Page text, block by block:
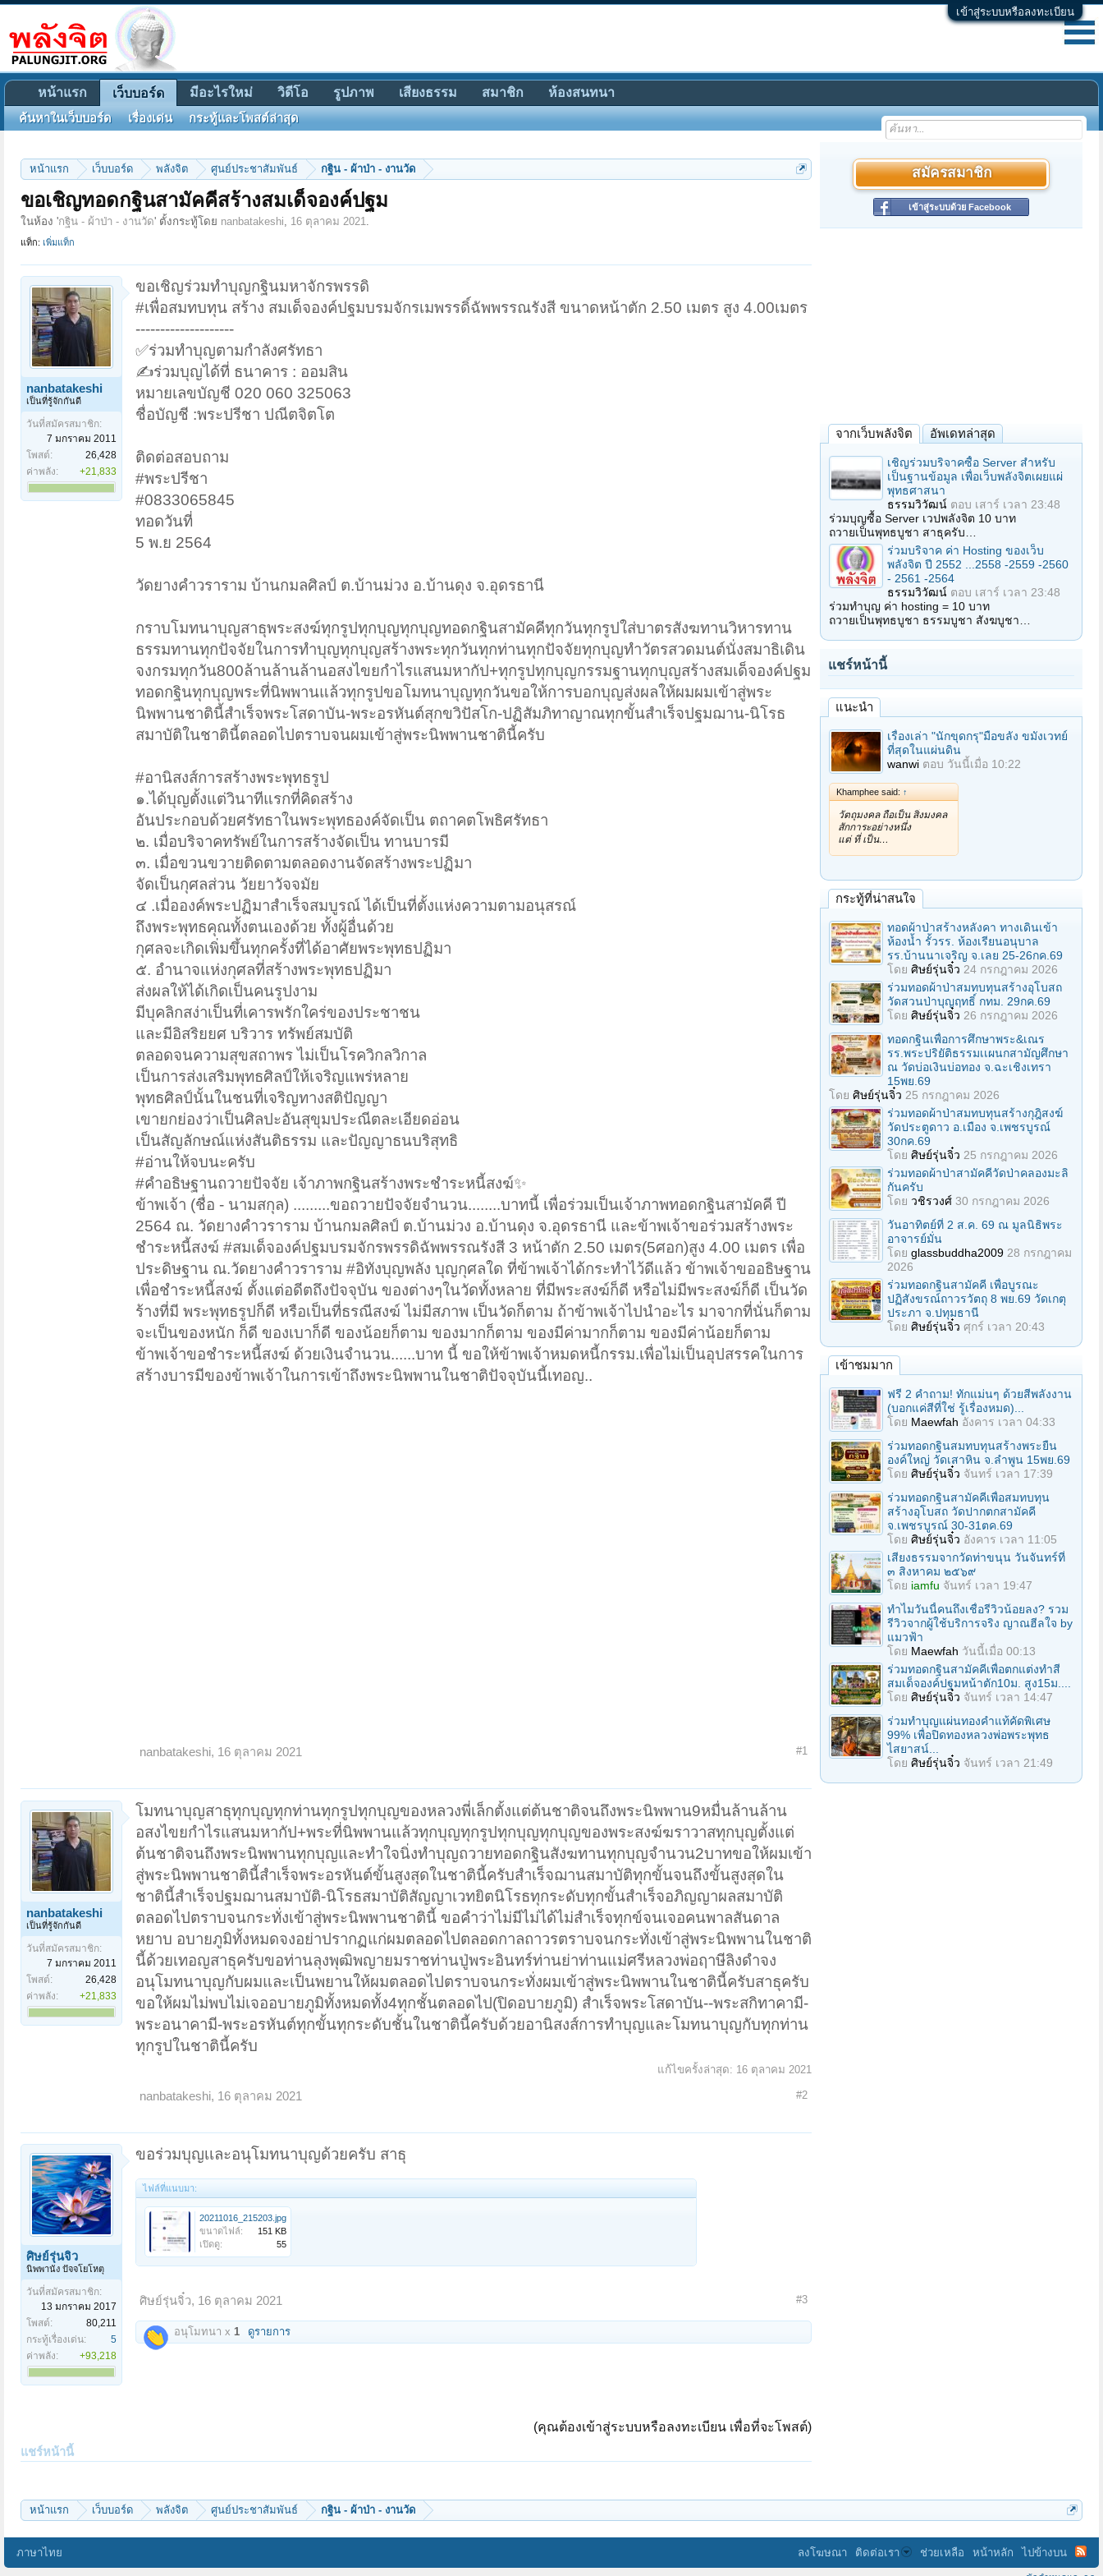
เข้าสู่ระบบหรือลงทะเบียน
หน้าแรก เว็บบอร์ด พลังจิต ศูนย์ประชาสัมพันธ์ กฐิน - ผ้าป่า - งานวัด
ขอเชิญทอดกฐินสามัคคีสร้างสมเด็จองค์ปฐม
ในห้อง 'กฐิน - ผ้าป่า - งานวัด' ตั้งกระทู้โดย nanbatakeshi, 16 ตุลาคม 2021.
แท็ก: เพิ่มแท็ก
nanbatakeshi
เป็นที่รู้จักกันดี
วันที่สมัครสมาชิก:
7 มกราคม 2011
โพสต์:
26,428
ค่าพลัง:
+21,833
ขอเชิญร่วมทำบุญกฐินมหาจักรพรรดิ
#เพื่อสมทบทุน สร้าง สมเด็จองค์ปฐมบรมจักรเมพรรดิ์ฉัพพรรณรังสี ขนาดหน้าตัก 2.50 เมตร สูง 4.00เมตร
--------------------
✅ร่วมทำบุญตามกำลังศรัทธา
✍ร่วมบุญได้ที่ ธนาคาร : ออมสิน
หมายเลขบัญชี 020 060 325063
ชื่อบัญชี :พระปรีชา ปณีตจิตโต
ติดต่อสอบถาม
#พระปรีชา
#0833065845
ทอดวันที่
5 พ.ย 2564
วัดยางคำวราราม บ้านกมลศิลป์ ต.บ้านม่วง อ.บ้านดุง จ.อุดรธานี
กราบโมทนาบุญสาธุพระสงฆ์ทุกรูปทุกบุญทุกบุญทอดกฐินสามัคคีทุกวันทุกรูปใส่บาตรสังฆทานวิหารทาน
ธรรมทานทุกปัจจัยในการทำบุญทุกบุญสร้างพระทุกวันทุกท่านทุกปัจจัยทุกบุญทำวัตรสวดมนต์นั่งสมาธิเดิน
จงกรมทุกวัน800ล้านล้านล้านอสงไขยกำไรแสนมหากัป+ทุกรูปทุกบุญกรรมฐานทุกบุญสร้างสมเด็จองค์ปฐม
ทอดกฐินทุกบุญพระที่นิพพานแล้วทุกรูปขอโมทนาบุญทุกวันขอให้การบอกบุญส่งผลให้ผมผมเข้าสู่พระ
นิพพานชาตินี้สำเร็จพระโสดาบัน-พระอรหันต์สุกขวิปัสโก-ปฏิสัมภิทาญาณทุกขั้นสำเร็จปฐมฌาน-นิโรธ
สมาบัติในชาตินี้ตลอดไปตราบจนผมเข้าสู่พระนิพพานชาตินี้ครับ
#อานิสงส์การสร้างพระพุทธรูป
๑.ได้บุญตั้งแต่วินาทีแรกที่คิดสร้าง
อันประกอบด้วยศรัทธาในพระพุทธองค์จัดเป็น ตถาคตโพธิศรัทธา
๒. เมื่อบริจาคทรัพย์ในการสร้างจัดเป็น ทานบารมี
๓. เมื่อขวนขวายติดตามตลอดงานจัดสร้างพระปฏิมา
จัดเป็นกุศลส่วน วัยยาวัจจมัย
๔ .เมื่อองค์พระปฏิมาสำเร็จสมบูรณ์ ได้เป็นที่ตั้งแห่งความตามอนุสรณ์
ถึงพระพุทธคุณทั้งตนเองด้วย ทั้งผู้อื่นด้วย
กุศลจะเกิดเพิ่มขึ้นทุกครั้งที่ได้อาศัยพระพุทธปฏิมา
๕. อำนาจแห่งกุศลที่สร้างพระพุทธปฏิมา
ส่งผลให้ได้เกิดเป็นคนรูปงาม
มีบุคลิกสง่าเป็นที่เคารพรักใคร่ของประชาชน
และมีอิสริยยศ บริวาร ทรัพย์สมบัติ
ตลอดจนความสุขสถาพร ไม่เป็นโรควิกลวิกาล
เป็นการส่งเสริมพุทธศิลป์ให้เจริญแพร่หลาย
พุทธศิลป์นั้นในชนที่เจริญทางสติปัญญา
เขายกย่องว่าเป็นศิลปะอันสุขุมประณีตละเอียดอ่อน
เป็นสัญลักษณ์แห่งสันติธรรม และปัญญาธนบริสุทธิ
#อ่านให้จบนะครับ
#คำอธิษฐานถวายปัจจัย เจ้าภาพกฐินสร้างพระชำระหนี้สงฆ์✨
ข้าพเจ้า (ชื่อ - นามสกุล) .........ขอถวายปัจจัยจำนวน........บาทนี้ เพื่อร่วมเป็นเจ้าภาพทอดกฐินสามัคคี ปี
2564 ณ. วัดยางคำวราราม บ้านกมลศิลป์ ต.บ้านม่วง อ.บ้านดุง จ.อุดรธานี และข้าพเจ้าขอร่วมสร้างพระ
ชำระหนี้สงฆ์ #สมเด็จองค์ปฐมบรมจักรพรรดิฉัพพรรณรังสี 3 หน้าตัก 2.50 เมตร(5ศอก)สูง 4.00 เมตร เพื่อ
ประดิษฐาน ณ.วัดยางคำวราราม #อิทังบุญพลัง บุญกุศลใด ที่ข้าพเจ้าได้กระทำไว้ดีแล้ว ข้าพเจ้าขออธิษฐาน
เพื่อชำระหนี้สงฆ์ ตั้งแต่อดีตถึงปัจจุบัน ของต่างๆในวัดทั้งหลาย ที่มีพระสงฆ์ก็ดี หรือไม่มีพระสงฆ์ก็ดี เป็นวัด
ร้างที่มี พระพุทธรูปก็ดี หรือเป็นที่ธรณีสงฆ์ ไม่มีสภาพ เป็นวัดก็ตาม ถ้าข้าพเจ้าไปนำอะไร มาจากที่นั่นก็ตาม
จะเป็นของหนัก ก็ดี ของเบาก็ดี ของน้อยก็ตาม ของมากก็ตาม ของมีค่ามากก็ตาม ของมีค่าน้อยก็ตาม
ข้าพเจ้าขอชำระหนี้สงฆ์ ด้วยเงินจำนวน......บาท นี้ ขอให้ข้าพเจ้าหมดหนี้กรรม.เพื่อไม่เป็นอุปสรรคในการ
สร้างบารมีของข้าพเจ้าในการเข้าถึงพระนิพพานในชาติปัจจุบันนี้เทอญ..
nanbatakeshi, 16 ตุลาคม 2021 #1
nanbatakeshi
เป็นที่รู้จักกันดี
วันที่สมัครสมาชิก:
7 มกราคม 2011
โพสต์:
26,428
ค่าพลัง:
+21,833
โมทนาบุญสาธุทุกบุญทุกท่านทุกรูปทุกบุญของหลวงพี่เล็กตั้งแต่ต้นชาติจนถึงพระนิพพาน9หมื่นล้านล้าน
อสงไขยกำไรแสนมหากัป+พระที่นิพพานแล้วทุกบุญทุกรูปทุกบุญทุกบุญของพระสงฆ์ฆราวาสทุกบุญตั้งแต่
ต้นชาติจนถึงพระนิพพานทุกบุญและทำใจนิ่งทำบุญถวายทอดกฐินสังฆทานทุกบุญจำนวน2บาทขอให้ผมเข้า
สู่พระนิพพานชาตินี้สำเร็จพระอรหันต์ขั้นสูงสุดในชาตินี้ครับสำเร็จฌานสมาบัติทุกขั้นจนถึงขั้นสูงสุดใน
ชาตินี้สำเร็จปฐมฌานสมาบัติ-นิโรธสมาบัติสัญญาเวทยิตนิโรธทุกระดับทุกขั้นสำเร็จอภิญญาผลสมาบัติ
ตลอดไปตราบจนกระทั่งเข้าสู่พระนิพพานชาตินี้ ขอคำว่าไม่มีไม่ได้ไม่สำเร็จทุกข์จนเจอคนพาลสันดาล
หยาบ อบายภูมิทั้งหมดจงอย่าปรากฏแก่ผมตลอดไปตลอดกาลถาวรตราบจนกระทั่งเข้าสู่พระนิพพานในชาติ
นี้ด้วยเทอญสาธุครับขอท่านลุงพุฒิพญายมราชท่านปู่พระอินทร์ท่านย่าท่านแม่ศรีหลวงพ่อฤาษีลิงดำจง
อนุโมทนาบุญกับผมและเป็นพยานให้ผมตลอดไปตราบจนกระทั่งผมเข้าสู่พระนิพพานในชาตินี้ครับสาธุครับ
ขอให้ผมไม่พบไม่เจออบายภูมิทั้งหมดทั้ง4ทุกชั้นตลอดไป(ปิดอบายภูมิ) สำเร็จพระโสดาบัน--พระสกิทาคามี-
พระอนาคามี-พระอรหันต์ทุกขั้นทุกระดับชั้นในชาตินี้ครับด้วยอานิสงส์การทำบุญและโมทนาบุญกับทุกท่าน
ทุกรูปในชาตินี้ครับ
แก้ไขครั้งล่าสุด: 16 ตุลาคม 2021
nanbatakeshi, 16 ตุลาคม 2021 #2
ศิษย์รุ่นจิ๋ว
นิพพานัง ปัจจโยโหตุ
วันที่สมัครสมาชิก:
13 มกราคม 2017
โพสต์:
80,211
กระทู้เรื่องเด่น:
5
ค่าพลัง:
+93,218
ขอร่วมบุญเเละอนุโมทนาบุญด้วยครับ สาธุ
ไฟล์ที่แนบมา:
20211016_215203.jpg
ขนาดไฟล์:
151 KB
เปิดดู:
55
ศิษย์รุ่นจิ๋ว, 16 ตุลาคม 2021 #3
อนุโมทนา x 1 ดูรายการ
(คุณต้องเข้าสู่ระบบหรือลงทะเบียน เพื่อที่จะโพสต์)
แชร์หน้านี้
สมัครสมาชิก
เข้าสู่ระบบด้วย Facebook
จากเว็บพลังจิต อัพเดทล่าสุด
เชิญร่วมบริจาคซื้อ Server สำหรับ
เป็นฐานข้อมูล เพื่อเว็บพลังจิตเผยแผ่
พุทธศาสนา
ธรรมวิวัฒน์ ตอบ เสาร์ เวลา 23:48
ร่วมบุญซื้อ Server เวปพลังจิต 10 บาท
ถวายเป็นพุทธบูชา สาธุครับ…
ร่วมบริจาค ค่า Hosting ของเว็บ
พลังจิต ปี 2552 ...2558 -2559 -2560
- 2561 -2564
ธรรมวิวัฒน์ ตอบ เสาร์ เวลา 23:48
ร่วมทำบุญ ค่า hosting = 10 บาท
ถวายเป็นพุทธบูชา ธรรมบูชา สังฆบูชา…
แชร์หน้านี้
แนะนำ
เรื่องเล่า "นักขุดกรุ"มือขลัง ขมังเวทย์
ที่สุดในแผ่นดิน
wanwi ตอบ วันนี้เมื่อ 10:22
Khamphee said: ↑
วัตถุมงคล ถือเป็น สิ่งมงคล
สักการะอย่างหนึ่ง
แต่ ที่ เป็น…
กระทู้ที่น่าสนใจ
ทอดผ้าป่าสร้างหลังคา ทางเดินเข้า
ห้องน้ำ รั้วรร. ห้องเรียนอนุบาล
รร.บ้านนาเจริญ จ.เลย 25-26กค.69
โดย ศิษย์รุ่นจิ๋ว 24 กรกฎาคม 2026
ร่วมทอดผ้าป่าสมทบทุนสร้างอุโบสถ
วัดสวนป่าบุญฤทธิ์ กทม. 29กค.69
โดย ศิษย์รุ่นจิ๋ว 26 กรกฎาคม 2026
ทอดกฐินเพื่อการศึกษาพระ&เณร
รร.พระปริยัติธรรมเเผนกสามัญศึกษา
ณ วัดบ่อเงินบ่อทอง จ.ฉะเชิงเทรา
15พย.69
โดย ศิษย์รุ่นจิ๋ว 25 กรกฎาคม 2026
ร่วมทอดผ้าป่าสมทบทุนสร้างกุฎิสงฆ์
วัดประตูดาว อ.เมือง จ.เพชรบูรณ์
30กค.69
โดย ศิษย์รุ่นจิ๋ว 25 กรกฎาคม 2026
ร่วมทอดผ้าป่าสามัคคีวัดป่าคลองมะลิ
กันครับ
โดย วชิรวงศ์ 30 กรกฎาคม 2026
วันอาทิตย์ที่ 2 ส.ค. 69 ณ มูลนิธิพระ
อาจารย์มั่น
โดย glassbuddha2009 28 กรกฎาคม
2026
ร่วมทอดกฐินสามัคคี เพื่อบูรณะ
ปฏิสังขรณ์ถาวรวัตถุ 8 พย.69 วัดเกตุ
ประภา จ.ปทุมธานี
โดย ศิษย์รุ่นจิ๋ว ศุกร์ เวลา 20:43
เข้าชมมาก
ฟรี 2 คำถาม! ทักแม่นๆ ด้วยสีพลังงาน
(บอกแค่สีที่ใช่ รู้เรื่องหมด)...
โดย Maewfah อังคาร เวลา 04:33
ร่วมทอดกฐินสมทบทุนสร้างพระยืน
องค์ใหญ่ วัดเสาหิน จ.ลําพูน 15พย.69
โดย ศิษย์รุ่นจิ๋ว จันทร์ เวลา 17:39
ร่วมทอดกฐินสามัคคีเพื่อสมทบทุน
สร้างอุโบสถ วัดปากตกสามัคคี
จ.เพชรบูรณ์ 30-31ตค.69
โดย ศิษย์รุ่นจิ๋ว อังคาร เวลา 11:05
เสียงธรรมจากวัดท่าขนุน วันจันทร์ที่
๓ สิงหาคม ๒๕๖๙
โดย iamfu จันทร์ เวลา 19:47
ทำไมวันนี้คนถึงเชื่อรีวิวน้อยลง? รวม
รีวิวจากผู้ใช้บริการจริง ญาณฮีลใจ by
แมวฟ้า
โดย Maewfah วันนี้เมื่อ 00:13
ร่วมทอดกฐินสามัคคีเพื่อตกแต่งทำสี
สมเด็จองค์ปฐมหน้าตัก10ม. สูง15ม....
โดย ศิษย์รุ่นจิ๋ว จันทร์ เวลา 14:47
ร่วมทําบุญแผ่นทองคำแท้คัดพิเศษ
99% เพื่อปิดทองหลวงพ่อพระพุทธ
ไสยาสน์...
โดย ศิษย์รุ่นจิ๋ว จันทร์ เวลา 21:49
หน้าแรก เว็บบอร์ด พลังจิต ศูนย์ประชาสัมพันธ์ กฐิน - ผ้าป่า - งานวัด
หน้าแรก เว็บบอร์ด
ค้นหาในเว็บบอร์ด เรื่องเด่น กระทู้และโพสต์ล่าสุด
มีอะไรใหม่ วิดีโอ รูปภาพ เสียงธรรม สมาชิก ห้องสนทนา
ภาษาไทย ลงโฆษณา ติดต่อเรา ช่วยเหลือ หน้าหลัก ไปข้างบน